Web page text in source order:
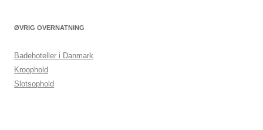
ØVRIG OVERNATNING
Badehoteller i Danmark
Kroophold
Slotsophold